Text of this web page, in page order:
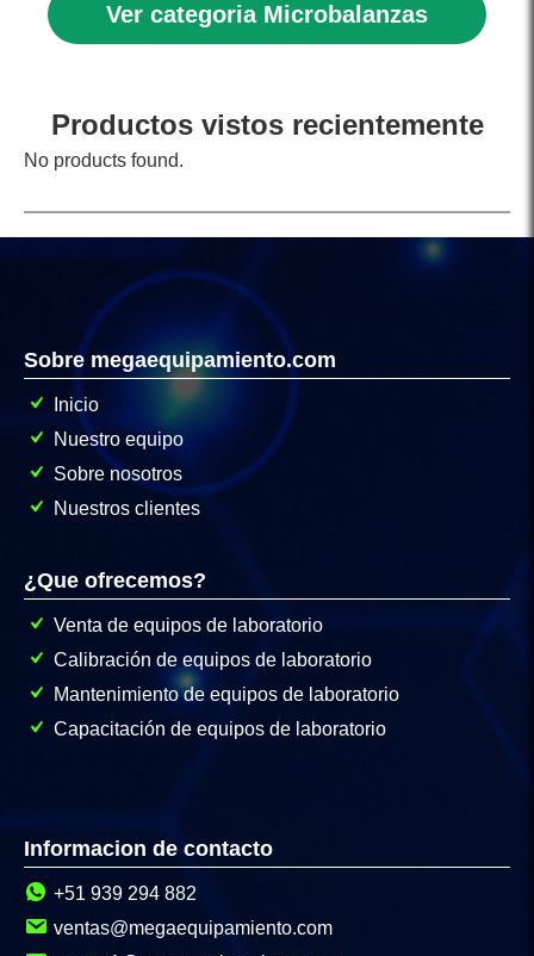
Ver categoria Microbalanzas
Productos vistos recientemente
No products found.
Sobre megaequipamiento.com
Inicio
Nuestro equipo
Sobre nosotros
Nuestros clientes
¿Que ofrecemos?
Venta de equipos de laboratorio
Calibración de equipos de laboratorio
Mantenimiento de equipos de laboratorio
Capacitación de equipos de laboratorio
Informacion de contacto
+51 939 294 882
ventas@megaequipamiento.com